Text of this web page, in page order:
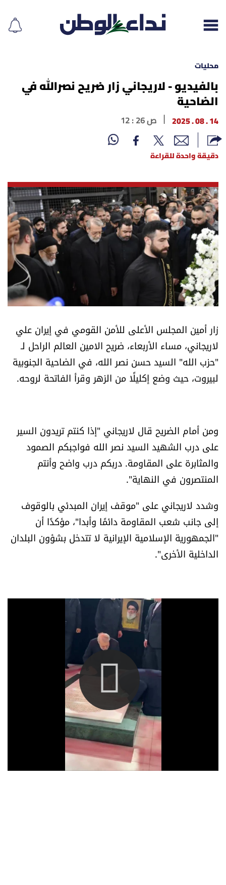
إقرأ الجريدة
لبنان
الغلاف
نداء اليوم
محليات
أسرار
متفرقات
نداء القرّاء
خاص الموقع
كتّابنا
تحت المجهر
اقتصاد
العالم
الصحافة الإسرائيلية
ثقافة وفنون
فصل من كتاب
حظّك اليوم
للتاريخ
محليات
بالفيديو - لاريجاني زار ضريح نصرالله في
الضاحية
14 . 08 . 2025 12 : 26 ص
دقيقة واحدة للقراءة
زار أمين المجلس الأعلى للأمن القومي في إيران علي
لاريجاني، مساء الأربعاء، ضريح الامين العالم الراحل لـ
"حزب الله" السيد حسن نصر الله، في الضاحية الجنوبية
لبيروت، حيث وضع إكليلًا من الزهر وقرأ الفاتحة لروحه.
ومن أمام الضريح قال لاريجاني "إذا كنتم تريدون السير
على درب الشهيد السيد نصر الله فواجبكم الصمود
والمثابرة على المقاومة. دربكم درب واضح وأنتم
المنتصرون في النهاية".
وشدد لاريجاني على "موقف إيران المبدئي بالوقوف
إلى جانب شعب المقاومة دائمًا وأبدا"، مؤكدًا أن
"الجمهورية الإسلامية الإيرانية لا تتدخل بشؤون البلدان
الداخلية الأخرى".